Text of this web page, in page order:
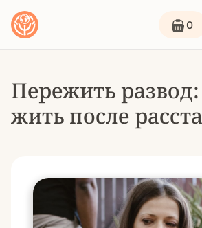
0
Пережить
жить после